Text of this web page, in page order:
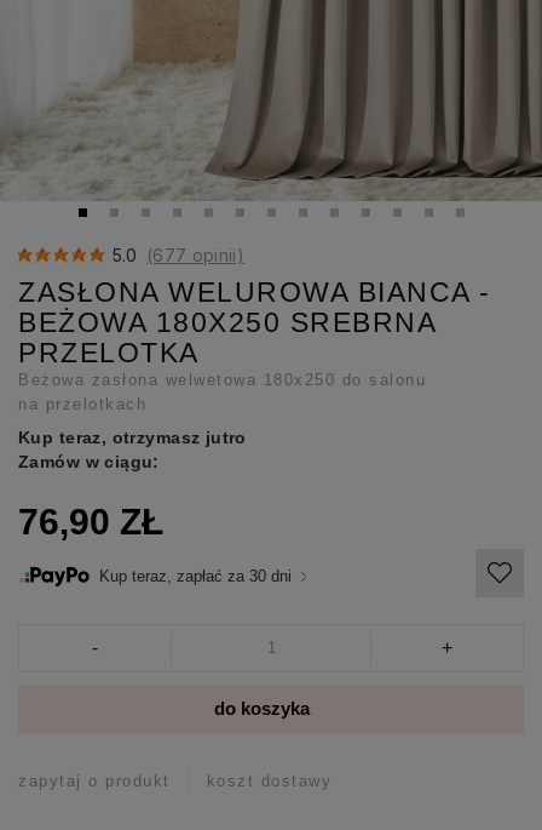
5.0 (677 opinii)
ZASŁONA WELUROWA BIANCA -
BEŻOWA 180X250 SREBRNA
PRZELOTKA
Beżowa zasłona welwetowa 180x250 do salonu
na przelotkach
Kup teraz, otrzymasz jutro
Zamów w ciągu:
76,90 ZŁ
Kup teraz, zapłać za 30 dni
- +
do koszyka
zapytaj o produkt koszt dostawy